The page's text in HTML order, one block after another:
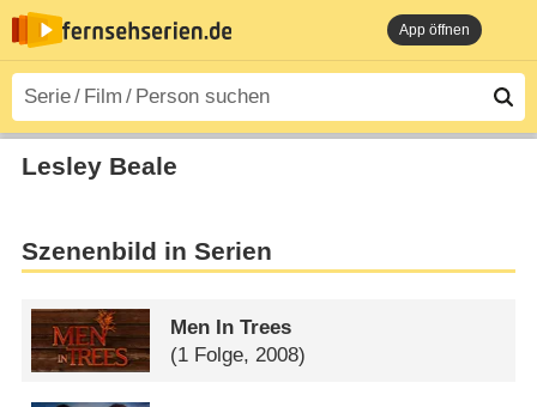
App öffnen
Lesley Beale
Szenenbild in Serien
Men In Trees
(1 Folge, 2008)